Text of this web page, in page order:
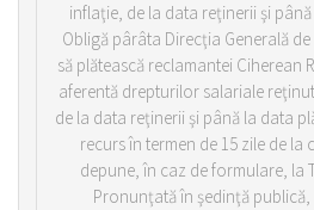
inflaţie, de la data reţinerii şi
Obligă pârâta Direcţia Generală
să plătească reclamantei Ciherean
aferentă drepturilor salariale
de la data reţinerii şi până la data
recurs în termen de 15 zile de la
depune, în caz de formulare, la
Pronunţată în şedinţă publică,